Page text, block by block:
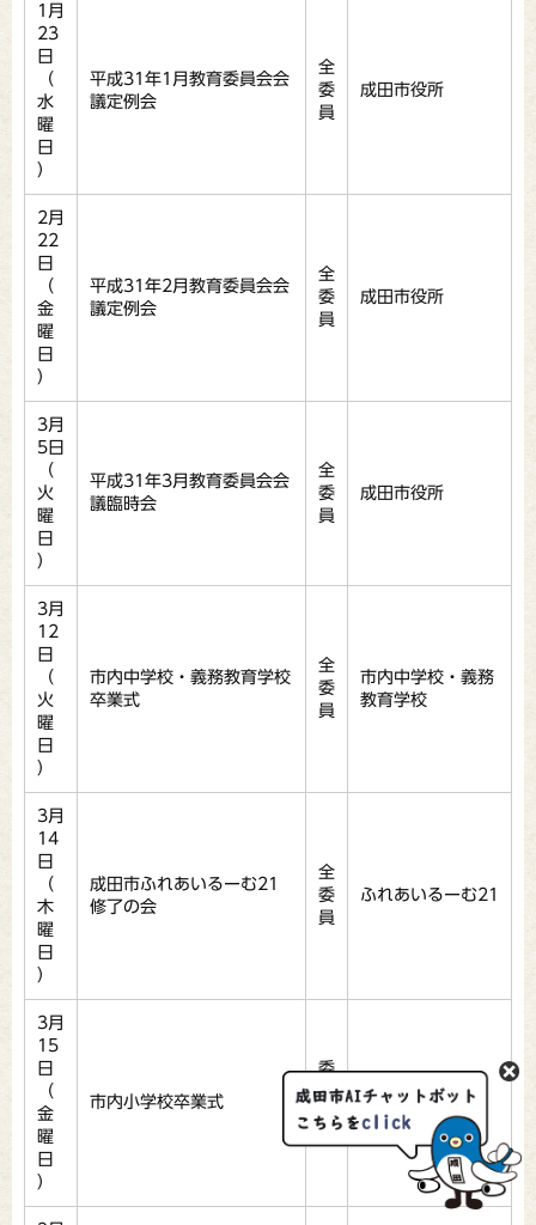
1月
23
日
（
水
曜
日
）
平成31年1月教育委員会会
議定例会
全
委
員
成田市役所
2月
22
日
（
金
曜
日
）
平成31年2月教育委員会会
議定例会
全
委
員
成田市役所
3月
5日
（
火
曜
日
）
平成31年3月教育委員会会
議臨時会
全
委
員
成田市役所
3月
12
日
（
火
曜
日
）
市内中学校・義務教育学校
卒業式
全
委
員
市内中学校・義務
教育学校
3月
14
日
（
木
曜
日
）
成田市ふれあいるーむ21
修了の会
全
委
員
ふれあいるーむ21
3月
15
日
（
金
曜
日
）
市内小学校卒業式
委
員
2
市内小学校